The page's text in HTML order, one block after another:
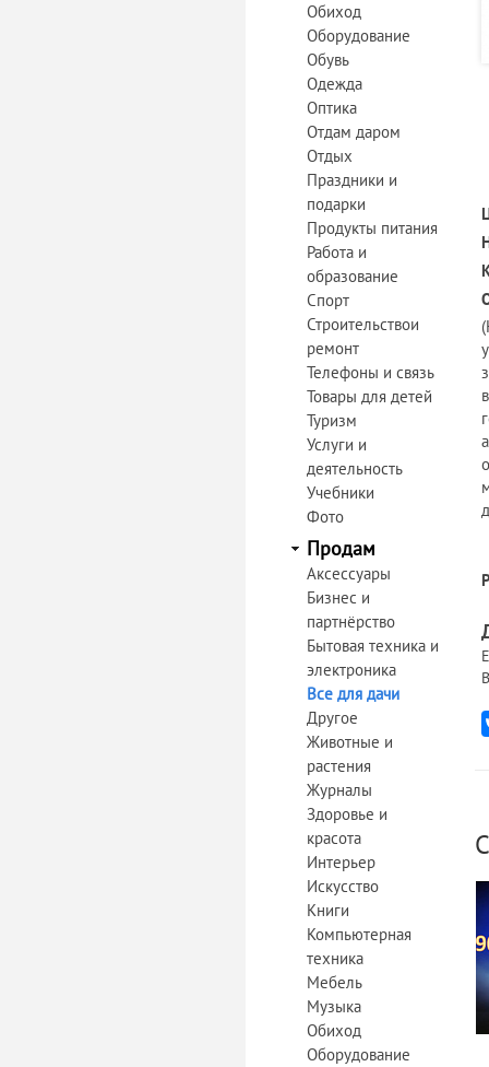
Обиход
Оборудование
Обувь
Одежда
Оптика
Отдам даром
Отдых
Праздники и
подарки
Продукты питания
Работа и
образование
Спорт
Строительствои
ремонт
Телефоны и связь
Товары для детей
Туризм
Услуги и
деятельность
Учебники
Фото
Продам
Аксессуары
Бизнес и
партнёрство
Бытовая техника и
электроника
Все для дачи
Другое
Животные и
растения
Журналы
Здоровье и
красота
Интерьер
Искусство
Книги
Компьютерная
техника
Мебель
Музыка
Обиход
Оборудование